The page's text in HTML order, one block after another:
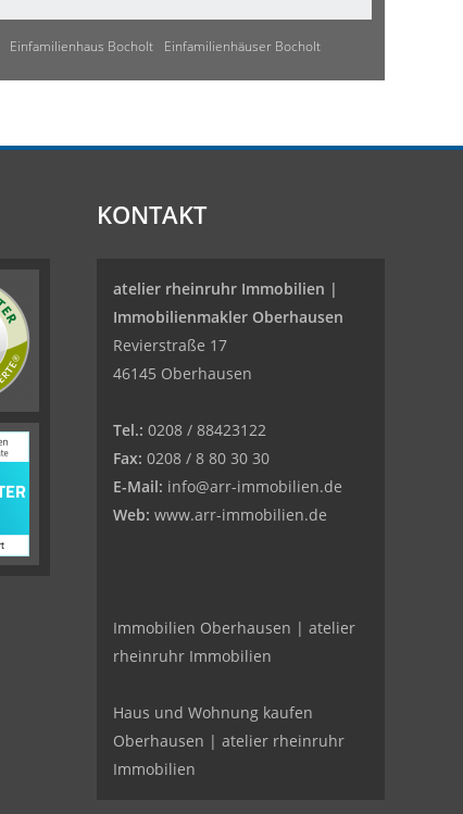
Einfamilienhaus Bocholt Einfamilienhäuser Bocholt
KONTAKT
atelier rheinruhr Immobilien |
Immobilienmakler Oberhausen
Revierstraße 17
46145 Oberhausen
Tel.: 0208 / 88423122
Fax: 0208 / 8 80 30 30
E-Mail: info@arr-immobilien.de
Web: www.arr-immobilien.de
Immobilien Oberhausen | atelier
rheinruhr Immobilien
Haus und Wohnung kaufen
Oberhausen | atelier rheinruhr
Immobilien